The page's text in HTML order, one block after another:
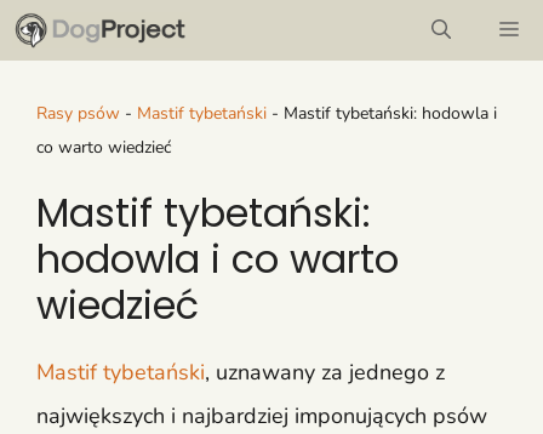
Przejdź
do
treściRasy psów - Mastif tybetański - Mastif tybetański: hodowla i
co warto wiedzieć
Mastif tybetański:
hodowla i co warto
wiedzieć
Mastif tybetański, uznawany za jednego z
największych i najbardziej imponujących psów